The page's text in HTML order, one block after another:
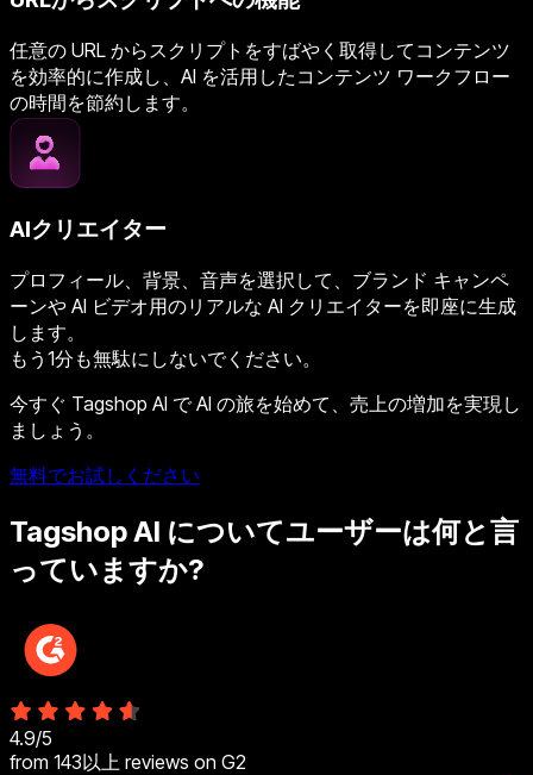
任意の URL からスクリプトをすばやく取得してコンテンツ
を効率的に作成し、AI を活用したコンテンツ ワークフロー
の時間を節約します。
AIクリエイター
プロフィール、背景、音声を選択して、ブランド キャンペ
ーンや AI ビデオ用のリアルな AI クリエイターを即座に生成
します。
もう1分も無駄にしないでください。
今すぐ Tagshop AI で AI の旅を始めて、売上の増加を実現し
ましょう。
無料でお試しください
Tagshop AI についてユーザーは何と言
っていますか?
4.9/5
from 143以上 reviews on G2